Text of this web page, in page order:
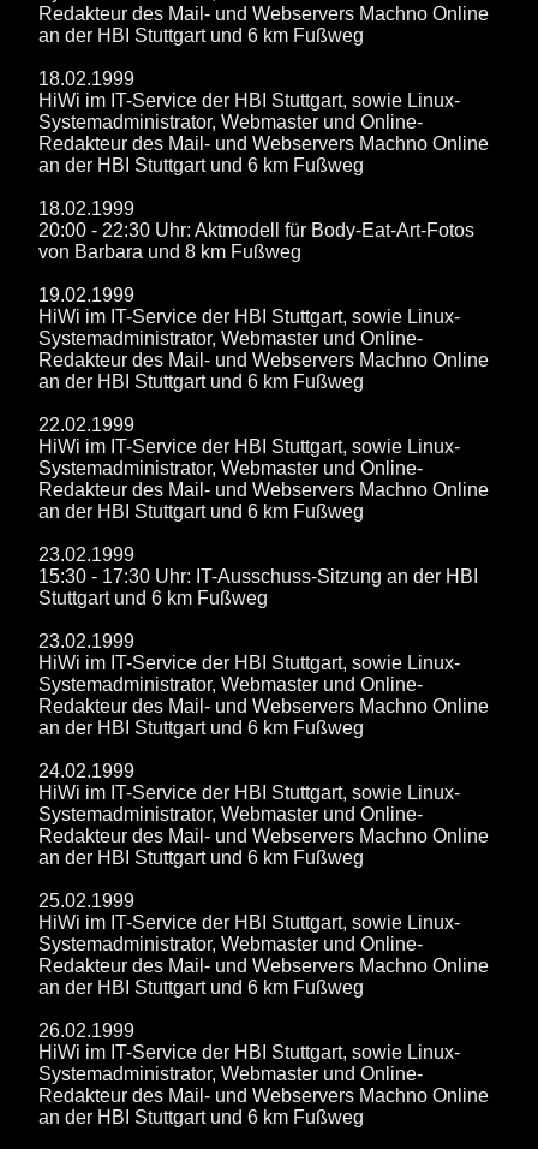
Redakteur des Mail- und Webservers Machno Online
an der HBI Stuttgart und 6 km Fußweg
18.02.1999
HiWi im IT-Service der HBI Stuttgart, sowie Linux-
Systemadministrator, Webmaster und Online-
Redakteur des Mail- und Webservers Machno Online
an der HBI Stuttgart und 6 km Fußweg
18.02.1999
20:00 - 22:30 Uhr: Aktmodell für Body-Eat-Art-Fotos
von Barbara und 8 km Fußweg
19.02.1999
HiWi im IT-Service der HBI Stuttgart, sowie Linux-
Systemadministrator, Webmaster und Online-
Redakteur des Mail- und Webservers Machno Online
an der HBI Stuttgart und 6 km Fußweg
22.02.1999
HiWi im IT-Service der HBI Stuttgart, sowie Linux-
Systemadministrator, Webmaster und Online-
Redakteur des Mail- und Webservers Machno Online
an der HBI Stuttgart und 6 km Fußweg
23.02.1999
15:30 - 17:30 Uhr: IT-Ausschuss-Sitzung an der HBI
Stuttgart und 6 km Fußweg
23.02.1999
HiWi im IT-Service der HBI Stuttgart, sowie Linux-
Systemadministrator, Webmaster und Online-
Redakteur des Mail- und Webservers Machno Online
an der HBI Stuttgart und 6 km Fußweg
24.02.1999
HiWi im IT-Service der HBI Stuttgart, sowie Linux-
Systemadministrator, Webmaster und Online-
Redakteur des Mail- und Webservers Machno Online
an der HBI Stuttgart und 6 km Fußweg
25.02.1999
HiWi im IT-Service der HBI Stuttgart, sowie Linux-
Systemadministrator, Webmaster und Online-
Redakteur des Mail- und Webservers Machno Online
an der HBI Stuttgart und 6 km Fußweg
26.02.1999
HiWi im IT-Service der HBI Stuttgart, sowie Linux-
Systemadministrator, Webmaster und Online-
Redakteur des Mail- und Webservers Machno Online
an der HBI Stuttgart und 6 km Fußweg